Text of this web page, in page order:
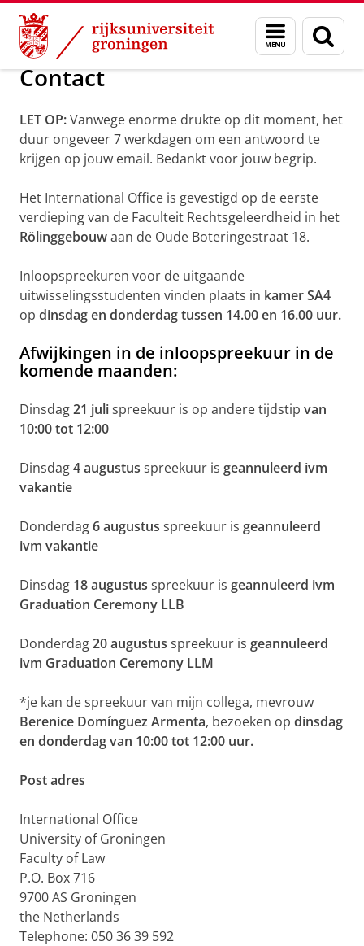
Skip
Content
Skip
Navigation
Menu
en
zoeken
Over ons Studeren in het buitenland (Exchange)
Contact
LET OP:Vanwege enorme drukte op dit moment, het
duur ongeveer 7 werkdagen om een antwoord te
krijgen op jouw email. Bedankt voor jouw begrip.
Het International Office is gevestigd op de eerste
verdieping van de Faculteit Rechtsgeleerdheid in het
Rölinggebouwaan de Oude Boteringestraat 18.
Inloopspreekuren voor de uitgaande
uitwisselingsstudenten vinden plaats in kamer SA4
op dinsdag en donderdag tussen 14.00 en 16.00 uur.
Afwijkingen in de inloopspreekuur in de
komende maanden:
Dinsdag21 julispreekuur is op andere tijdstip van
10:00 tot 12:00
Dinsdag4 augustus spreekuur is geannuleerd ivm
vakantie
Donderdag6 augustus spreekuur is geannuleerd
ivm vakantie
Dinsdag 18 augustus spreekuur is geannuleerd ivm
Graduation Ceremony LLB
Donderdag20 augustus spreekuur is geannuleerd
ivm Graduation Ceremony LLM
*je kan de spreekuur van mijn collega, mevrouw
Berenice Domínguez Armenta, bezoeken op dinsdag
en donderdag van 10:00 tot 12:00 uur.
Post adres
International Office
University of Groningen
Faculty of Law
P.O. Box 716
9700 AS Groningen
the Netherlands
Telephone: 050 36 39 592